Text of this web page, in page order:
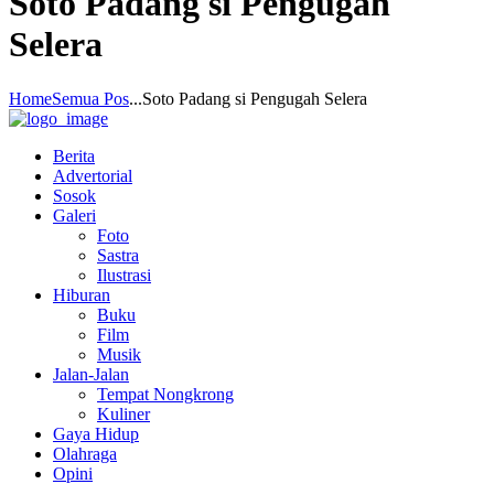
Selera
HomeSemua Pos...Soto Padang si Pengugah Selera
Berita
Advertorial
Sosok
Galeri
Foto
Sastra
Ilustrasi
Hiburan
Buku
Film
Musik
Jalan-Jalan
Tempat Nongkrong
Kuliner
Gaya Hidup
Olahraga
Opini